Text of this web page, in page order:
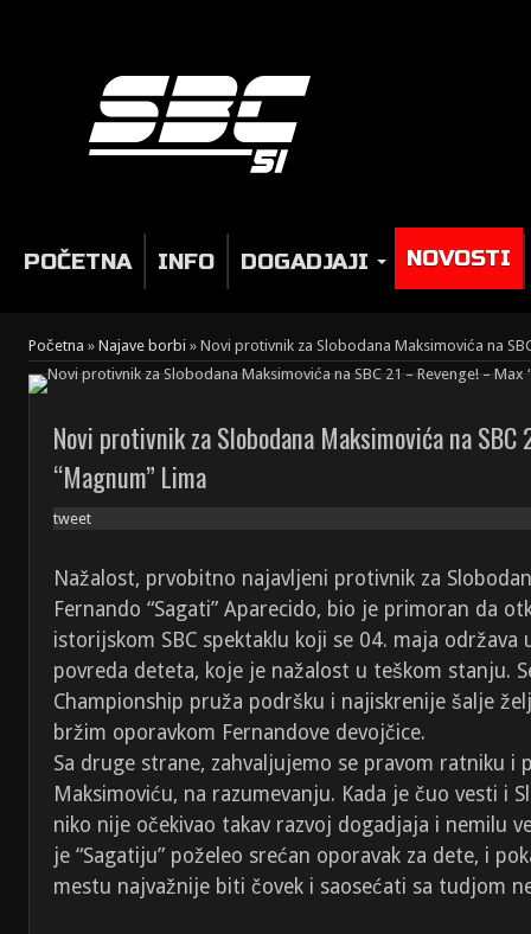
POČETNA INFO DOGADJAJI NOVOSTI
Početna » Najave borbi » Novi protivnik za Slobodana Maksimovića na
Novi protivnik za Slobodana Maksimovića na
“Magnum” Lima
tweet
Nažalost, prvobitno najavljeni protivnik za
Fernando “Sagati” Aparecido, bio je primoran da
istorijskom SBC spektaklu koji se 04. maja održava
povreda deteta, koje je nažalost u teškom stanju.
Championship pruža podršku i najiskrenije šalje
bržim oporavkom Fernandove devojčice.
Sa druge strane, zahvaljujemo se pravom ratniku i
Maksimoviću, na razumevanju. Kada je čuo vesti i
niko nije očekivao takav razvoj dogadjaja i nemilu
je “Sagatiju” poželeo srećan oporavak za dete, i
mestu najvažnije biti čovek i saosećati sa tudjom